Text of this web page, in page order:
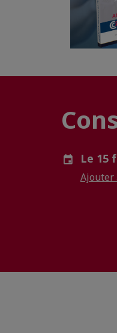
Le 15
Ajouter